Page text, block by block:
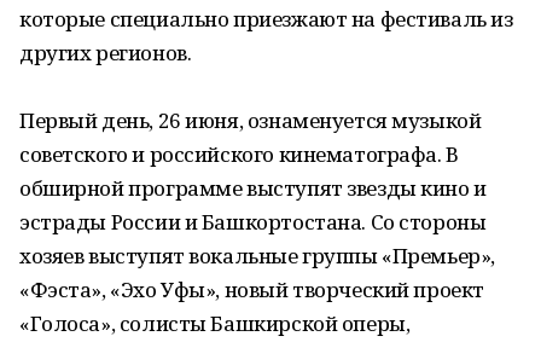
которые специально приезжают на фестиваль из
других регионов.
Первый день, 26 июня, ознаменуется музыкой
советского и российского кинематографа. В
обширной программе выступят звезды кино и
эстрады России и Башкортостана. Со стороны
хозяев выступят вокальные группы «Премьер»,
«Фэста», «Эхо Уфы», новый творческий проект
«Голоса», солисты Башкирской оперы,